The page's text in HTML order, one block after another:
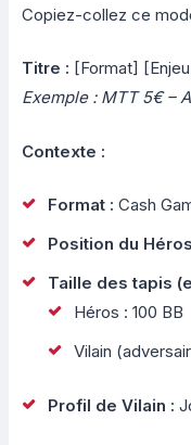
Copiez-collez ce
Titre : [Format]
Exemple : MTT 5€ –
Contexte :
Format : Cash
Position du
Taille des tapis
Héros : 100 BB
Vilain
Profil de Vilain :